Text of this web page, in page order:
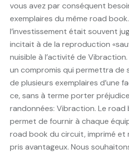
vous avez par conséquent
exemplaires du même road
l’investissement était souvent
incitait à de la reproduction
nuisible à l’activité de
un compromis qui permettra de
de plusieurs exemplaires d’une
ce, sans à terme porter
randonnées: Vibraction. Le
permet de fournir à chaque
road book du circuit, imprimé et
pris avantageux. Nous